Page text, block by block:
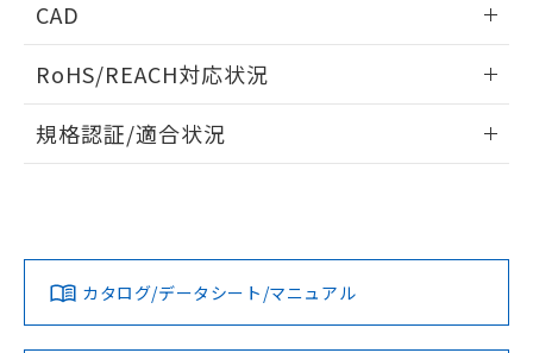
CAD
ドすることができます。
ログイン/会員登録
ダウンロードデータをご利用いただく前に、以下を必ずお読
みください。
ソフトウェアの使用条件
RoHS/REACH対応状況
EU RoHS 注意事項・凡例
対応済み
規格認証/適合状況
カタログ/データシート/マニュアル
ものではありません。
また、RoHS指令のフタル酸エステル類４
物質の対応では、対応完了までの期間は出
荷製品に未対応品が混在することから備考
欄に対応日を記載しておりました。